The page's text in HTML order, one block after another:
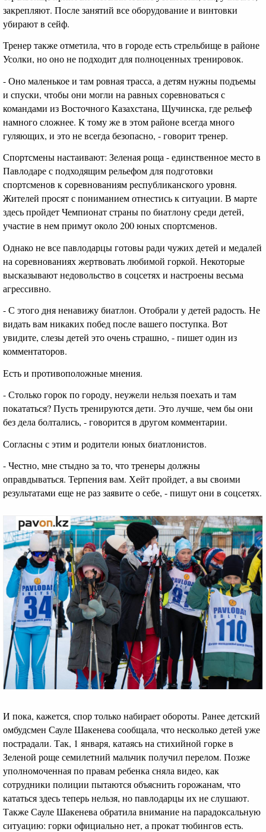
закрепляют. После занятий все оборудование и винтовки
убирают в сейф.
Тренер также отметила, что в городе есть стрельбище в районе
Усолки, но оно не подходит для полноценных тренировок.
- Оно маленькое и там ровная трасса, а детям нужны подъемы
и спуски, чтобы они могли на равных соревноваться с
командами из Восточного Казахстана, Щучинска, где рельеф
намного сложнее. К тому же в этом районе всегда много
гуляющих, и это не всегда безопасно, - говорит тренер.
Спортсмены настаивают: Зеленая роща - единственное место в
Павлодаре с подходящим рельефом для подготовки
спортсменов к соревнованиям республиканского уровня.
Жителей просят с пониманием отнестись к ситуации. В марте
здесь пройдет Чемпионат страны по биатлону среди детей,
участие в нем примут около 200 юных спортсменов.
Однако не все павлодарцы готовы ради чужих детей и медалей
на соревнованиях жертвовать любимой горкой. Некоторые
высказывают недовольство в соцсетях и настроены весьма
агрессивно.
- С этого дня ненавижу биатлон. Отобрали у детей радость. Не
видать вам никаких побед после вашего поступка. Вот
увидите, слезы детей это очень страшно, - пишет один из
комментаторов.
Есть и противоположные мнения.
- Столько горок по городу, неужели нельзя поехать и там
покататься? Пусть тренируются дети. Это лучше, чем бы они
без дела болтались, - говорится в другом комментарии.
Согласны с этим и родители юных биатлонистов.
- Честно, мне стыдно за то, что тренеры должны
оправдываться. Терпения вам. Хейт пройдет, а вы своими
результатами еще не раз заявите о себе, - пишут они в соцсетях.
И пока, кажется, спор только набирает обороты. Ранее детский
омбудсмен Сауле Шакенева сообщала, что несколько детей уже
пострадали. Так, 1 января, катаясь на стихийной горке в
Зеленой роще семилетний мальчик получил перелом. Позже
уполномоченная по правам ребенка сняла видео, как
сотрудники полиции пытаются объяснить горожанам, что
кататься здесь теперь нельзя, но павлодарцы их не слушают.
Также Сауле Шакенева обратила внимание на парадоксальную
ситуацию: горки официально нет, а прокат тюбингов есть.